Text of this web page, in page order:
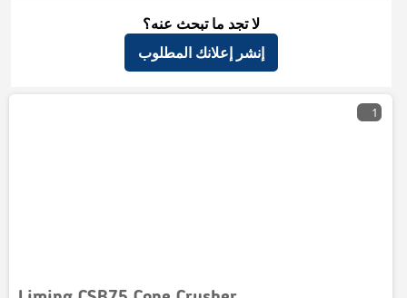
لا تجد ما تبحث عنه؟
إنشر إعلانك المطلوب
1